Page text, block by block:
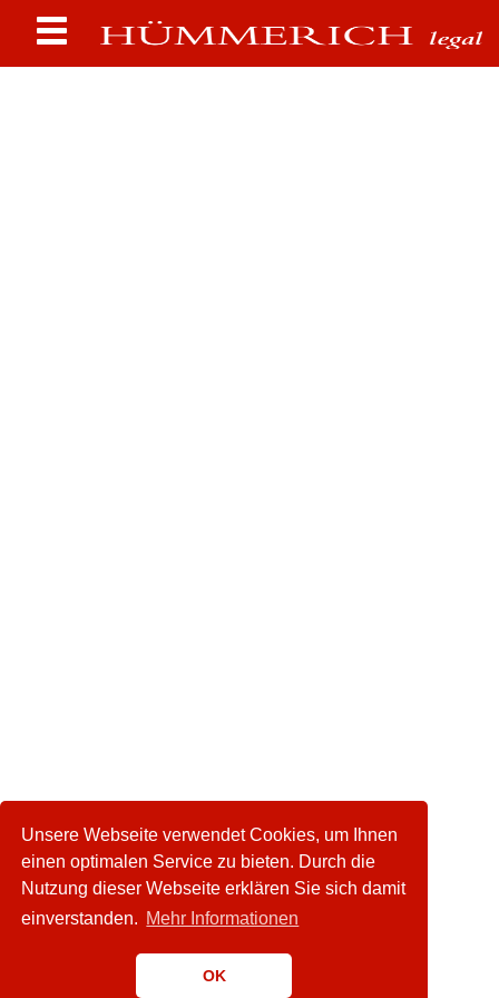
Unsere Webseite verwendet Cookies, um Ihnen
einen optimalen Service zu bieten. Durch die
Nutzung dieser Webseite erklären Sie sich damit
einverstanden. Mehr Informationen
OK